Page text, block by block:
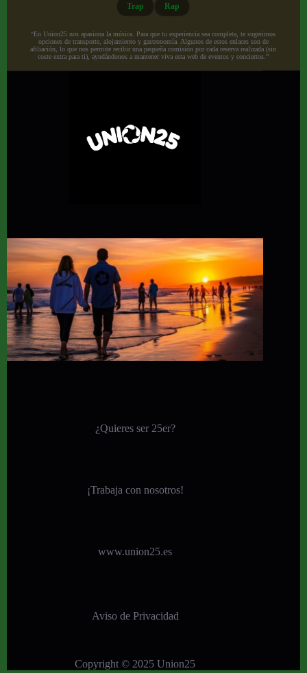
Trap Rap
“En Union25 nos apasiona la música. Para que tu experiencia sea completa, te sugerimos
opciones de transporte, alojamiento y gastronomía. Algunos de estos enlaces son de
afiliación, lo que nos permite recibir una pequeña comisión por cada reserva realizada (sin
coste extra para ti), ayudándonos a mantener viva esta web de eventos y conciertos.”
¿Quieres ser 25er?
¡Trabaja con nosotros!
www.union25.es
Aviso de Privacidad
Copyright © 2025 Union25